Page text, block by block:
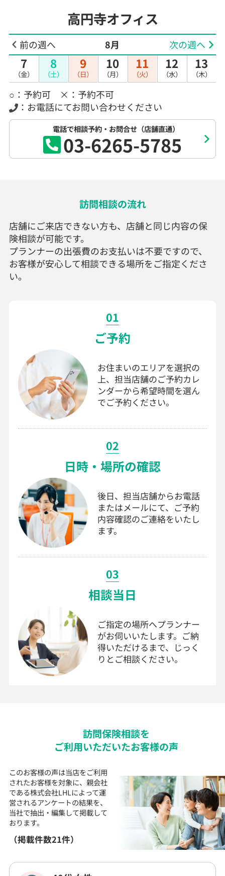
高円寺オフィス
前の週へ 8月 次の週へ
7
（金）
8
（土）
9
（日）
10
（月）
11
（火）
12
（水）
13
（木）
○：予約可 ×：予約不可
：お電話にてお問い合わせください
電話で相談予約・お問合せ（店舗直通）
03-6265-5785
訪問相談の流れ
店舗にご来店できない方も、店舗と同じ内容の保
険相談が可能です。
プランナーの出張費のお支払いは不要ですので、
お客様が安心して相談できる場所をご指定くださ
い。
01
ご予約
お住まいのエリアを選択の
上、担当店舗のご予約カレ
ンダーから希望時間を選ん
でご予約ください。
02
日時・場所の確認
後日、担当店舗からお電話
またはメールにて、ご予約
内容確認のご連絡をいたし
ます。
03
相談当日
ご指定の場所へプランナー
がお伺いいたします。ご納
得いただけるまで、じっく
りとご相談ください。
訪問保険相談を
ご利用いただいたお客様の声
このお客様の声は当店をご利用
されたお客様を対象に、 親会社
である株式会社LHLによって運
営されるアンケートの結果を、
当社で抽出・編集して掲載して
おります。
（掲載件数21件）